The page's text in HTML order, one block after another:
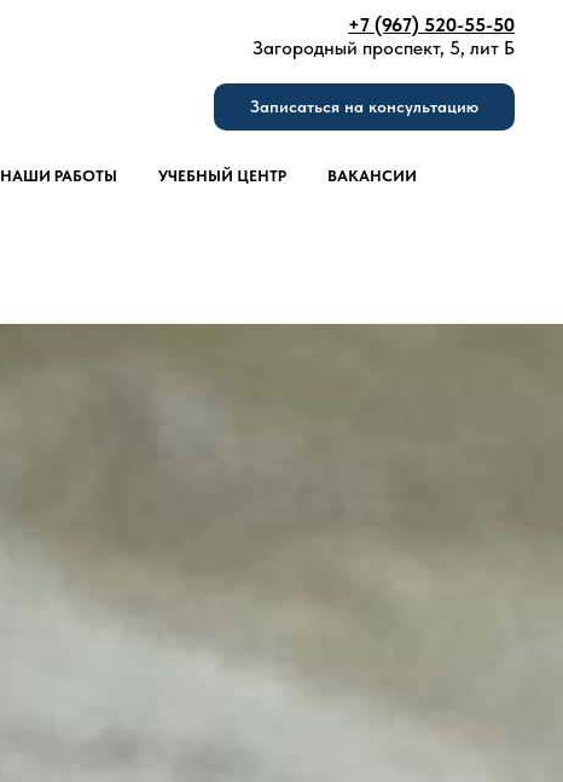
+7 (967) 520-55-50
Загородный проспект, 5, лит Б
Записаться на консультацию
НАШИ РАБОТЫ УЧЕБНЫЙ ЦЕНТР ВАКАНСИИ